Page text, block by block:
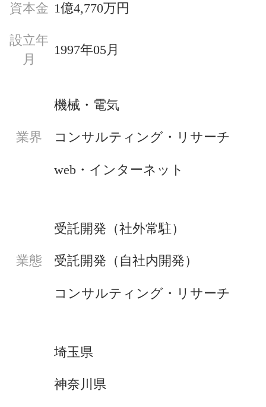
資本金 1億4,770万円
設立年
月
1997年05月
業界
機械・電気
コンサルティング・リサーチ
web・インターネット
業態
受託開発（社外常駐）
受託開発（自社内開発）
コンサルティング・リサーチ
埼玉県
神奈川県